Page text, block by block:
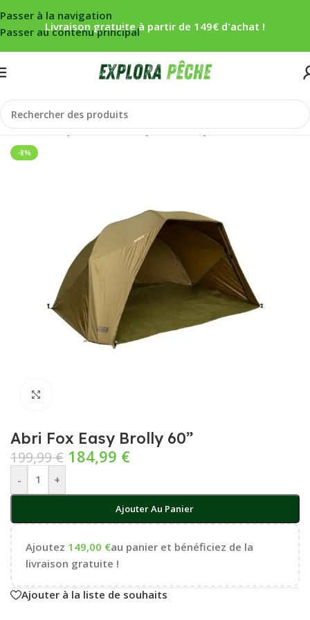
Passer à la navigation
Passer au contenu principal
Livraison gratuite à partir de 149€ d'achat !
Accueil/Carpe/Bivouac/Biwy/Abris/Biwy
-8%
Abri Fox Easy Brolly 60”
199,99€ 184,99 €
- +
Ajouter Au Panier
Ajoutez 149,00 €au panier et bénéficiez de la
livraison gratuite !
Ajouter à la liste de souhaits